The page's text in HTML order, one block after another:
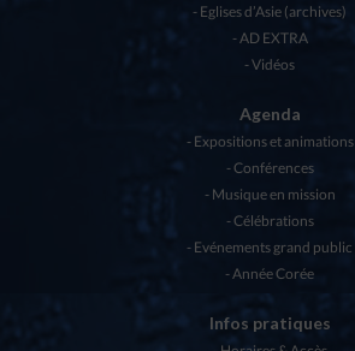
Eglises d’Asie (archives)
AD EXTRA
Vidéos
Agenda
Expositions et animations
Conférences
Musique en mission
Célébrations
Evénements grand public
Année Corée
Infos pratiques